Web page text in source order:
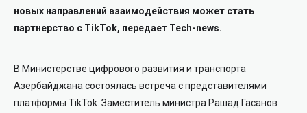
новых направлений взаимодействия может стать
партнерство с TikTok, передает Tech-news.
В Министерстве цифрового развития и транспорта
Азербайджана состоялась встреча с представителями
платформы TikTok. Заместитель министра Рашад Гасанов